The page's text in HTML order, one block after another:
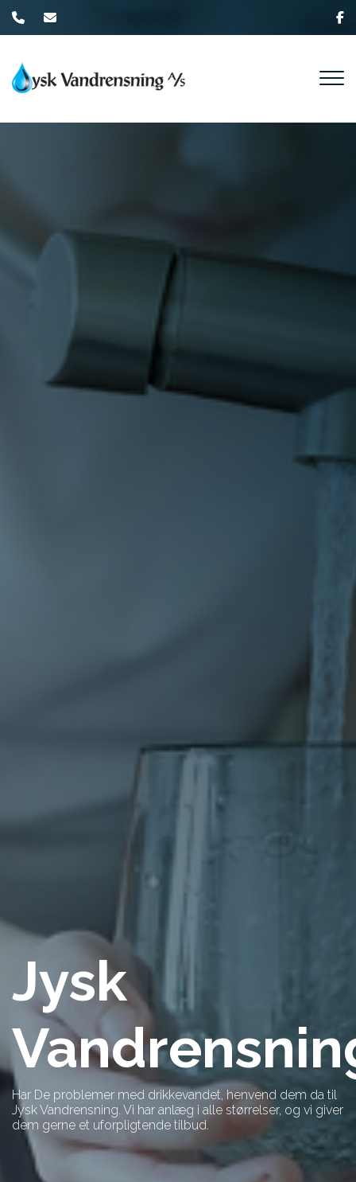
Gå
Jysk
Har De problemer med drikkevandet, henvend dem da til
Jysk Vandrensning. Vi har anlæg i alle størrelser, og vi giver
dem gerne et uforpligtende tilbud.